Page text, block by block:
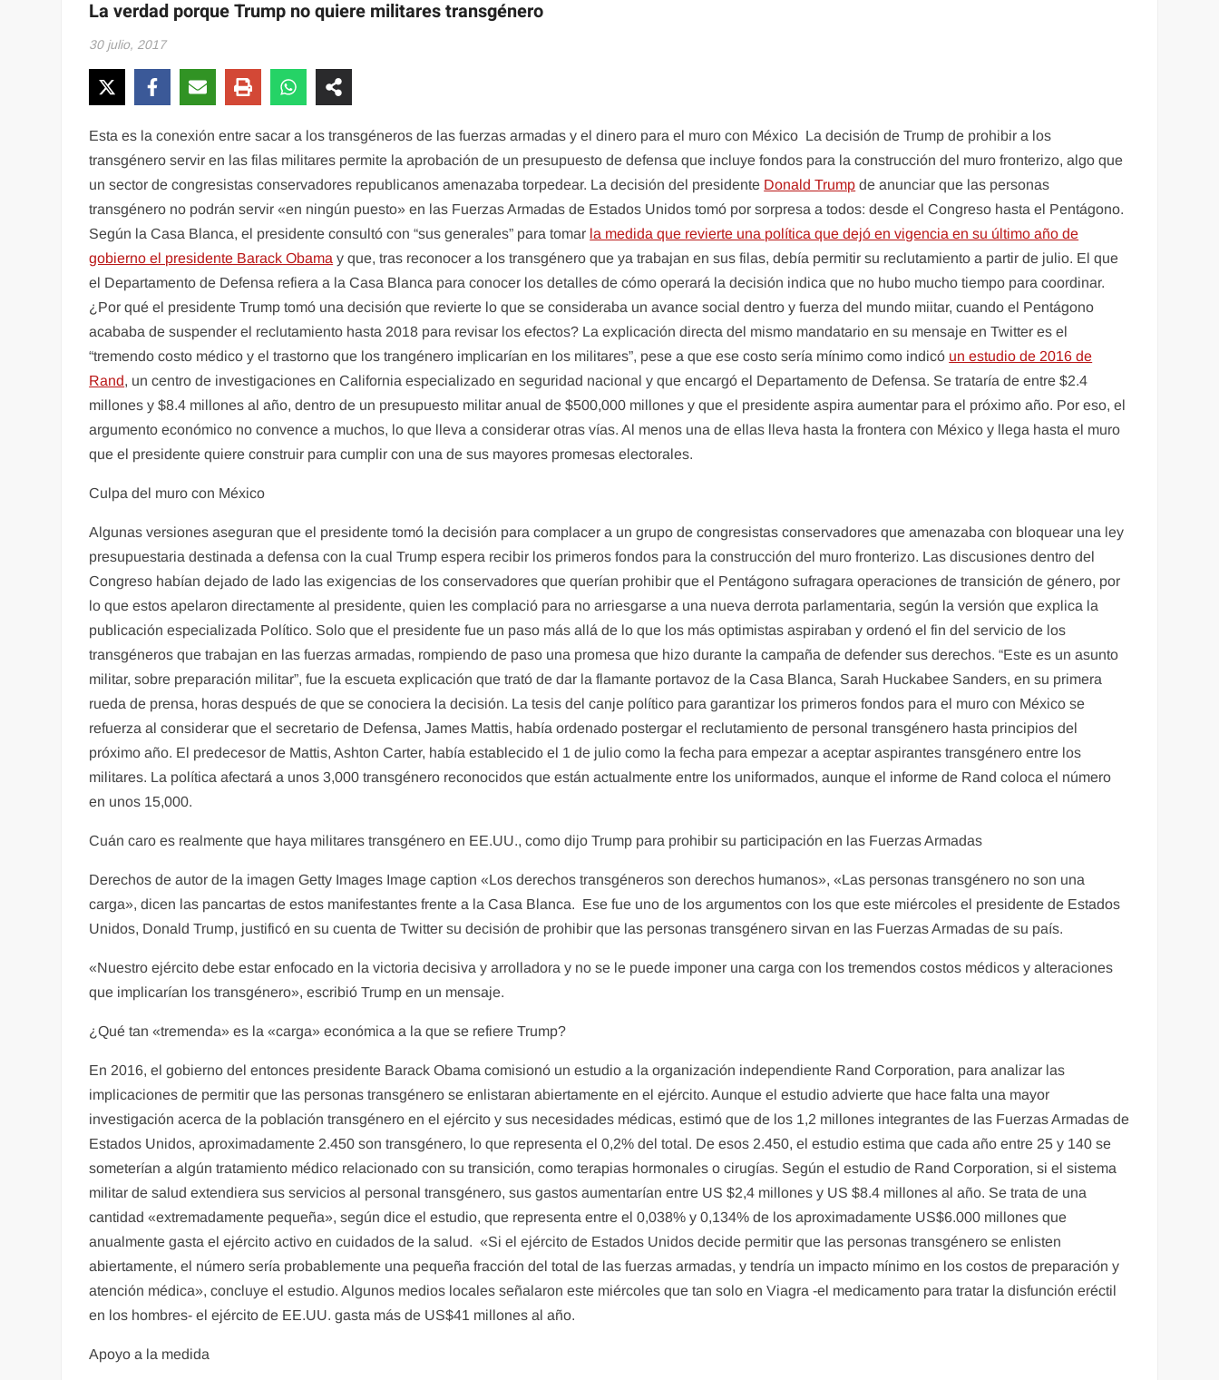
La verdad porque Trump no quiere militares transgénero
30 julio, 2017
Esta es la conexión entre sacar a los transgéneros de las fuerzas armadas y el dinero para el muro con México La decisión de Trump de prohibir a los
transgénero servir en las filas militares permite la aprobación de un presupuesto de defensa que incluye fondos para la construcción del muro fronterizo, algo que
un sector de congresistas conservadores republicanos amenazaba torpedear. La decisión del presidente Donald Trump de anunciar que las personas
transgénero no podrán servir «en ningún puesto» en las Fuerzas Armadas de Estados Unidos tomó por sorpresa a todos: desde el Congreso hasta el Pentágono.
Según la Casa Blanca, el presidente consultó con “sus generales” para tomar la medida que revierte una política que dejó en vigencia en su último año de
gobierno el presidente Barack Obama y que, tras reconocer a los transgénero que ya trabajan en sus filas, debía permitir su reclutamiento a partir de julio. El que
el Departamento de Defensa refiera a la Casa Blanca para conocer los detalles de cómo operará la decisión indica que no hubo mucho tiempo para coordinar.
¿Por qué el presidente Trump tomó una decisión que revierte lo que se consideraba un avance social dentro y fuerza del mundo miitar, cuando el Pentágono
acababa de suspender el reclutamiento hasta 2018 para revisar los efectos? La explicación directa del mismo mandatario en su mensaje en Twitter es el
“tremendo costo médico y el trastorno que los trangénero implicarían en los militares”, pese a que ese costo sería mínimo como indicó un estudio de 2016 de
Rand, un centro de investigaciones en California especializado en seguridad nacional y que encargó el Departamento de Defensa. Se trataría de entre $2.4
millones y $8.4 millones al año, dentro de un presupuesto militar anual de $500,000 millones y que el presidente aspira aumentar para el próximo año. Por eso, el
argumento económico no convence a muchos, lo que lleva a considerar otras vías. Al menos una de ellas lleva hasta la frontera con México y llega hasta el muro
que el presidente quiere construir para cumplir con una de sus mayores promesas electorales.
Culpa del muro con México
Algunas versiones aseguran que el presidente tomó la decisión para complacer a un grupo de congresistas conservadores que amenazaba con bloquear una ley
presupuestaria destinada a defensa con la cual Trump espera recibir los primeros fondos para la construcción del muro fronterizo. Las discusiones dentro del
Congreso habían dejado de lado las exigencias de los conservadores que querían prohibir que el Pentágono sufragara operaciones de transición de género, por
lo que estos apelaron directamente al presidente, quien les complació para no arriesgarse a una nueva derrota parlamentaria, según la versión que explica la
publicación especializada Político. Solo que el presidente fue un paso más allá de lo que los más optimistas aspiraban y ordenó el fin del servicio de los
transgéneros que trabajan en las fuerzas armadas, rompiendo de paso una promesa que hizo durante la campaña de defender sus derechos. “Este es un asunto
militar, sobre preparación militar”, fue la escueta explicación que trató de dar la flamante portavoz de la Casa Blanca, Sarah Huckabee Sanders, en su primera
rueda de prensa, horas después de que se conociera la decisión. La tesis del canje político para garantizar los primeros fondos para el muro con México se
refuerza al considerar que el secretario de Defensa, James Mattis, había ordenado postergar el reclutamiento de personal transgénero hasta principios del
próximo año. El predecesor de Mattis, Ashton Carter, había establecido el 1 de julio como la fecha para empezar a aceptar aspirantes transgénero entre los
militares. La política afectará a unos 3,000 transgénero reconocidos que están actualmente entre los uniformados, aunque el informe de Rand coloca el número
en unos 15,000.
Cuán caro es realmente que haya militares transgénero en EE.UU., como dijo Trump para prohibir su participación en las Fuerzas Armadas
Derechos de autor de la imagen Getty Images Image caption «Los derechos transgéneros son derechos humanos», «Las personas transgénero no son una
carga», dicen las pancartas de estos manifestantes frente a la Casa Blanca. Ese fue uno de los argumentos con los que este miércoles el presidente de Estados
Unidos, Donald Trump, justificó en su cuenta de Twitter su decisión de prohibir que las personas transgénero sirvan en las Fuerzas Armadas de su país.
«Nuestro ejército debe estar enfocado en la victoria decisiva y arrolladora y no se le puede imponer una carga con los tremendos costos médicos y alteraciones
que implicarían los transgénero», escribió Trump en un mensaje.
¿Qué tan «tremenda» es la «carga» económica a la que se refiere Trump?
En 2016, el gobierno del entonces presidente Barack Obama comisionó un estudio a la organización independiente Rand Corporation, para analizar las
implicaciones de permitir que las personas transgénero se enlistaran abiertamente en el ejército. Aunque el estudio advierte que hace falta una mayor
investigación acerca de la población transgénero en el ejército y sus necesidades médicas, estimó que de los 1,2 millones integrantes de las Fuerzas Armadas de
Estados Unidos, aproximadamente 2.450 son transgénero, lo que representa el 0,2% del total. De esos 2.450, el estudio estima que cada año entre 25 y 140 se
someterían a algún tratamiento médico relacionado con su transición, como terapias hormonales o cirugías. Según el estudio de Rand Corporation, si el sistema
militar de salud extendiera sus servicios al personal transgénero, sus gastos aumentarían entre US $2,4 millones y US $8.4 millones al año. Se trata de una
cantidad «extremadamente pequeña», según dice el estudio, que representa entre el 0,038% y 0,134% de los aproximadamente US$6.000 millones que
anualmente gasta el ejército activo en cuidados de la salud. «Si el ejército de Estados Unidos decide permitir que las personas transgénero se enlisten
abiertamente, el número sería probablemente una pequeña fracción del total de las fuerzas armadas, y tendría un impacto mínimo en los costos de preparación y
atención médica», concluye el estudio. Algunos medios locales señalaron este miércoles que tan solo en Viagra -el medicamento para tratar la disfunción eréctil
en los hombres- el ejército de EE.UU. gasta más de US$41 millones al año.
Apoyo a la medida